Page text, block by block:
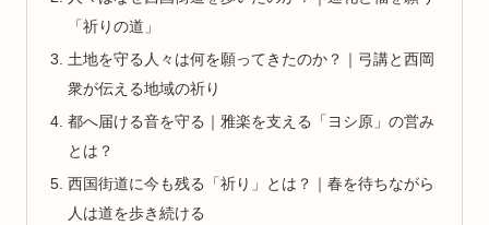
「祈りの道」
土地を守る人々は何を願ってきたのか？｜弓講と西岡
衆が伝える地域の祈り
都へ届ける音を守る｜雅楽を支える「ヨシ原」の営み
とは？
西国街道に今も残る「祈り」とは？｜春を待ちながら
人は道を歩き続ける